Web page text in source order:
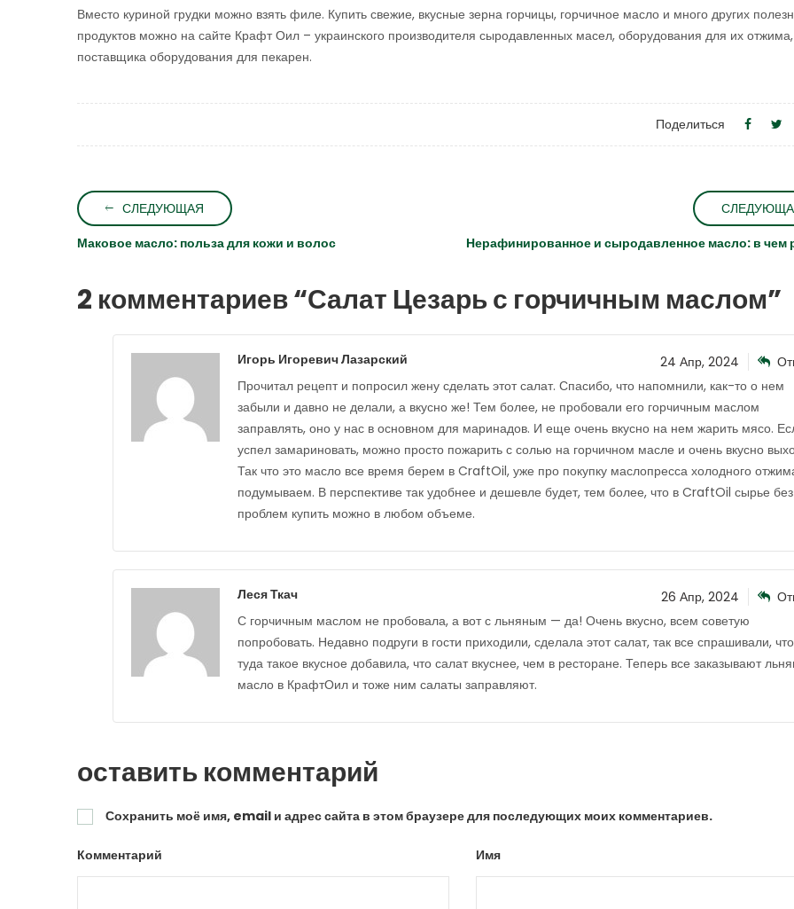
Вместо куриной грудки можно взять филе. Купить свежие, вкусные зерна горчицы, горчичное масло и много других
продуктов можно на сайте Крафт Оил – украинского производителя сыродавленных масел, оборудования для их
поставщика оборудования для пекарен.
Поделиться
СЛЕДУЮЩАЯ
Маковое масло: польза для кожи и волос
Нерафинированное и сыродавленное масло: в чем
2 комментариев “Салат Цезарь с горчичным маслом”
Игорь Игоревич Лазарский 24 Апр, 2024
Прочитал рецепт и попросил жену сделать этот салат. Спасибо, что напомнили, как-то о нем
забыли и давно не делали, а вкусно же! Тем более, не пробовали его горчичным маслом
заправлять, оно у нас в основном для маринадов. И еще очень вкусно на нем жарить мясо.
успел замариновать, можно просто пожарить с солью на горчичном масле и очень вкусно
Так что это масло все время берем в CraftOil, уже про покупку маслопресса холодного
подумываем. В перспективе так удобнее и дешевле будет, тем более, что в CraftOil сырье без
проблем купить можно в любом объеме.
Леся Ткач 26 Апр, 2024
С горчичным маслом не пробовала, а вот с льняным — да! Очень вкусно, всем советую
попробовать. Недавно подруги в гости приходили, сделала этот салат, так все спрашивали,
туда такое вкусное добавила, что салат вкуснее, чем в ресторане. Теперь все заказывают
масло в КрафтОил и тоже ним салаты заправляют.
оставить комментарий
Сохранить моё имя, email и адрес сайта в этом браузере для последующих моих комментариев.
Комментарий Имя